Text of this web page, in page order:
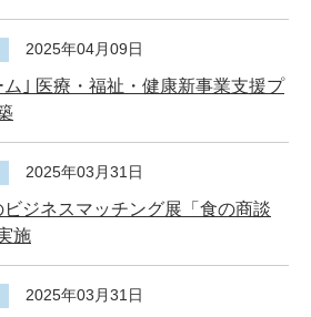
2025年04月09日
｣ 医療・福祉・健康新事業支援プ
2025年03月31日
ビジネスマッチング展「食の商談
施
2025年03月31日